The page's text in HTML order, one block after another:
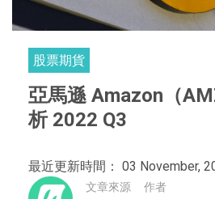
股票期貨
亞馬遜 Amazon（
析 2022 Q3
最近更新時間： 03 November,
文章來源 作者